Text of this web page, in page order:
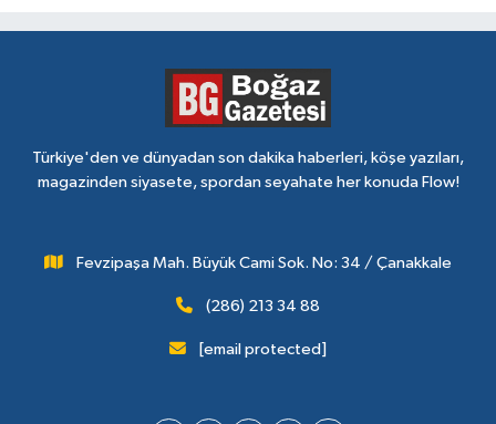
Türkiye'den ve dünyadan son dakika haberleri, köşe yazıları,
magazinden siyasete, spordan seyahate her konuda Flow!
Fevzipaşa Mah. Büyük Cami Sok. No: 34 / Çanakkale
(286) 213 34 88
[email protected]